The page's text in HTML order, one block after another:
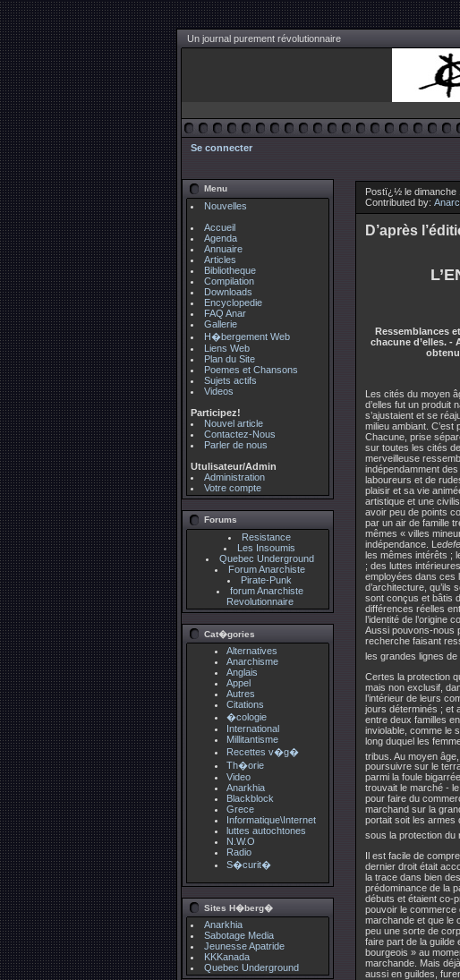
Un journal purement révolutionnaire
Se connecter
Menu
Nouvelles
Accueil
Agenda
Annuaire
Articles
Bibliotheque
Compilation
Downloads
Encyclopedie
FAQ Anar
Gallerie
H�bergement Web
Liens Web
Plan du Site
Poemes et Chansons
Sujets actifs
Videos
Participez!
Nouvel article
Contactez-Nous
Parler de nous
Utulisateur/Admin
Administration
Votre compte
Forums
Resistance
Les Insoumis
Quebec Underground
Forum Anarchiste
Pirate-Punk
forum Anarchiste
Revolutionnaire
Cat�gories
Alternatives
Anarchisme
Anglais
Appel
Autres
Citations
�cologie
International
Millitantisme
Recettes v�g�
Th�orie
Video
Anarkhia
Blackblock
Grece
Informatique\Internet
luttes autochtones
N.W.O
Radio
S�curit�
Sites H�berg�
Anarkhia
Sabotage Media
Jeunesse Apatride
KKKanada
Quebec Underground
Postï¿½ le dimanche
Contributed by:
D’après
Ressemblances
chacune d’elles. -
Les cités du moyen
d’elles fut un produit
s’ajustaient et se
milieu ambiant. C’est
Chacune, prise
sur toutes les cités
merveilleuse
indépendamment
laboureurs et de
plaisir et sa vie
artistique et une
avoir peu de points
par un air de famille
mêmes « villes
indépendance. Le
les mêmes intérêts ;
; des luttes
employées dans ces
d’architecture, qu’ils
sont conçus et bâtis
différences réelles
l’identité de l’origine
Aussi pouvons-nous
recherche faisant
les grandes lignes
Certes la protection
mais non exclusif,
l’intérieur de leurs
jours déterminés ; et
entre deux familles
inviolable, comme le
long duquel les
tribus. Au moyen
poursuivre sur le
parmi la foule
trouvait le marché -
pour faire du
marchand sur la
portait soit les armes
sous la protection du
Il est facile de
dernier droit était
la trace dans bien
prédominance de la
débuts et étaient co-
pouvoir le commerce
marchande et que le
peu une sorte de
faire part de la guilde
bourgeois » au
marchande. Mais
aussi en guildes,